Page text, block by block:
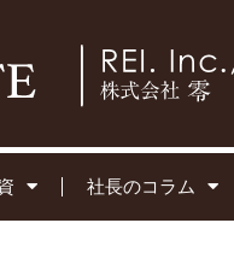
社長のコラム